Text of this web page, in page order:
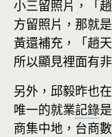
小三留照片，「
方留照片，那就
黃還補充，「趙
所以顯見裡面有
另外，邱毅昨也
唯一的就業記錄
商集中地，台商